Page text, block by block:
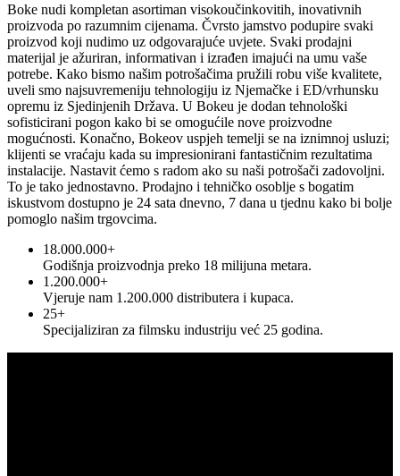
Boke nudi kompletan asortiman visokoučinkovitih, inovativnih
proizvoda po razumnim cijenama. Čvrsto jamstvo podupire svaki
proizvod koji nudimo uz odgovarajuće uvjete. Svaki prodajni
materijal je ažuriran, informativan i izrađen imajući na umu vaše
potrebe. Kako bismo našim potrošačima pružili robu više kvalitete,
uveli smo najsuvremeniju tehnologiju iz Njemačke i ED/vrhunsku
opremu iz Sjedinjenih Država. U Bokeu je dodan tehnološki
sofisticirani pogon kako bi se omogućile nove proizvodne
mogućnosti. Konačno, Bokeov uspjeh temelji se na iznimnoj usluzi;
klijenti se vraćaju kada su impresionirani fantastičnim rezultatima
instalacije. Nastavit ćemo s radom ako su naši potrošači zadovoljni.
To je tako jednostavno. Prodajno i tehničko osoblje s bogatim
iskustvom dostupno je 24 sata dnevno, 7 dana u tjednu kako bi bolje
pomoglo našim trgovcima.
18.000.000+
Godišnja proizvodnja preko 18 milijuna metara.
1.200.000+
Vjeruje nam 1.200.000 distributera i kupaca.
25+
Specijaliziran za filmsku industriju već 25 godina.